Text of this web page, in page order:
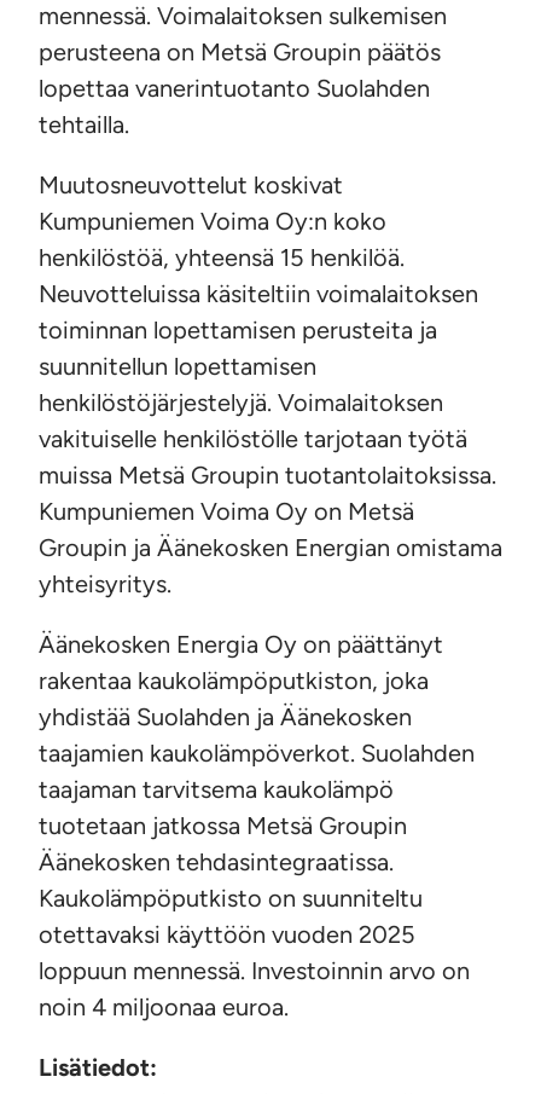
mennessä. Voimalaitoksen sulkemisen
perusteena on Metsä Groupin päätös
lopettaa vanerintuotanto Suolahden
tehtailla.
Muutosneuvottelut koskivat
Kumpuniemen Voima Oy:n koko
henkilöstöä, yhteensä 15 henkilöä.
Neuvotteluissa käsiteltiin voimalaitoksen
toiminnan lopettamisen perusteita ja
suunnitellun lopettamisen
henkilöstöjärjestelyjä. Voimalaitoksen
vakituiselle henkilöstölle tarjotaan työtä
muissa Metsä Groupin tuotantolaitoksissa.
Kumpuniemen Voima Oy on Metsä
Groupin ja Äänekosken Energian omistama
yhteisyritys.
Äänekosken Energia Oy on päättänyt
rakentaa kaukolämpöputkiston, joka
yhdistää Suolahden ja Äänekosken
taajamien kaukolämpöverkot. Suolahden
taajaman tarvitsema kaukolämpö
tuotetaan jatkossa Metsä Groupin
Äänekosken tehdasintegraatissa.
Kaukolämpöputkisto on suunniteltu
otettavaksi käyttöön vuoden 2025
loppuun mennessä. Investoinnin arvo on
noin 4 miljoonaa euroa.
Lisätiedot: